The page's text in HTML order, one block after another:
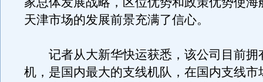
天津市场的发展前景充满了信心。
记者从大新华快运获悉，该公司目前拥
机，是国内最大的支线机队，在国内支线市